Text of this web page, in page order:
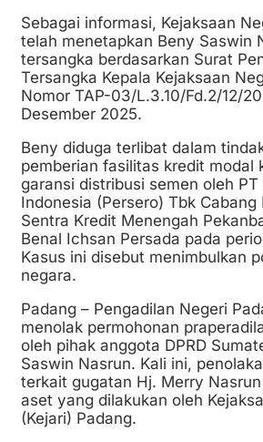
Sebagai informasi, Kejaksaan
telah menetapkan Beny Saswin
tersangka berdasarkan Surat
Tersangka Kepala Kejaksaan
Nomor TAP-03/L.3.10/Fd.2/12/
Desember 2025.
Beny diduga terlibat dalam
pemberian fasilitas kredit modal
garansi distribusi semen oleh PT
Indonesia (Persero) Tbk Cabang
Sentra Kredit Menengah
Benal Ichsan Persada pada
Kasus ini disebut menimbulkan
negara.
Padang – Pengadilan Negeri
menolak permohonan
oleh pihak anggota DPRD
Saswin Nasrun. Kali ini,
terkait gugatan Hj. Merry
aset yang dilakukan oleh
(Kejari) Padang.